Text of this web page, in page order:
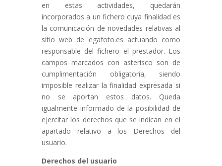
en estas actividades, quedarán
incorporados a un fichero cuya finalidad es
la comunicación de novedades relativas al
sitio web de egafoto.es actuando como
responsable del fichero el prestador. Los
campos marcados con asterisco son de
cumplimentación obligatoria, siendo
imposible realizar la finalidad expresada si
no se aportan estos datos. Queda
igualmente informado de la posibilidad de
ejercitar los derechos que se indican en el
apartado relativo a los Derechos del
usuario.
Derechos del usuario